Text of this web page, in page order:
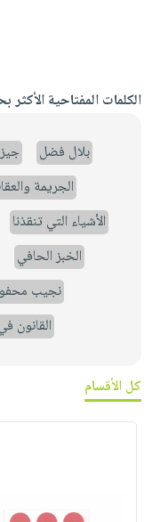
الكلمات المفتاحية الأكثر
بلال فضل
الجريمة
الأشياء التي تنقذنا
الخبز الحافي
نجيب
القانون
كل الأقسام